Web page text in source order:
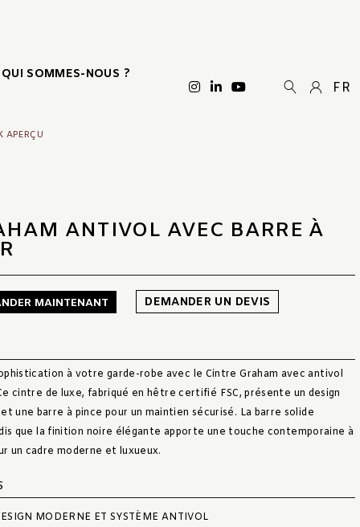
QUI SOMMES-NOUS ?
FR
APERÇU
ANTIVOL AVEC BARRE À
MAINTENANT DEMANDER UN DEVIS
à votre garde-robe avec le Cintre Graham avec antivol
cintre de luxe, fabriqué en hêtre certifié FSC, présente un design
une barre à pince pour un maintien sécurisé. La barre solide
que la finition noire élégante apporte une touche contemporaine à
un cadre moderne et luxueux.
MODERNE ET SYSTÈME ANTIVOL